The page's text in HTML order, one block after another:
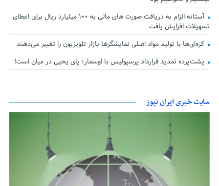
آستانه الزام به دریافت صورت های مالی به ۱۰۰ میلیارد ریال برای اعطای
تسهیلات افزایش یافت
کره‌ای‌ها با تولید مواد اصلی نمایشگرها بازار تلویزیون را تغییر می‌دهند
پشت‌پرده تمدید قرارداد پرسپولیس با اوسمار؛ پای یحیی در میان است!
سایت خبری ایران نیوز